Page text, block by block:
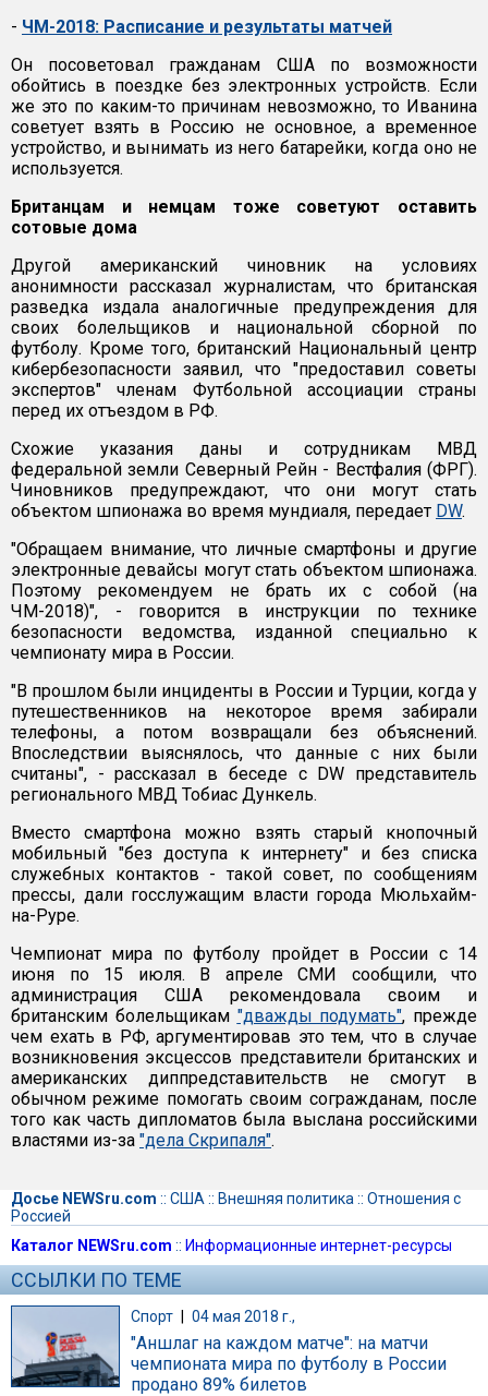
- ЧМ-2018: Расписание и результаты матчей
Он посоветовал гражданам США по возможности
обойтись в поездке без электронных устройств. Если
же это по каким-то причинам невозможно, то Иванина
советует взять в Россию не основное, а временное
устройство, и вынимать из него батарейки, когда оно не
используется.
Британцам и немцам тоже советуют оставить
сотовые дома
Другой американский чиновник на условиях
анонимности рассказал журналистам, что британская
разведка издала аналогичные предупреждения для
своих болельщиков и национальной сборной по
футболу. Кроме того, британский Национальный центр
кибербезопасности заявил, что "предоставил советы
экспертов" членам Футбольной ассоциации страны
перед их отъездом в РФ.
Схожие указания даны и сотрудникам МВД
федеральной земли Северный Рейн - Вестфалия (ФРГ).
Чиновников предупреждают, что они могут стать
объектом шпионажа во время мундиаля, передает DW.
"Обращаем внимание, что личные смартфоны и другие
электронные девайсы могут стать объектом шпионажа.
Поэтому рекомендуем не брать их с собой (на
ЧМ-2018)", - говорится в инструкции по технике
безопасности ведомства, изданной специально к
чемпионату мира в России.
"В прошлом были инциденты в России и Турции, когда у
путешественников на некоторое время забирали
телефоны, а потом возвращали без объяснений.
Впоследствии выяснялось, что данные с них были
считаны", - рассказал в беседе с DW представитель
регионального МВД Тобиас Дункель.
Вместо смартфона можно взять старый кнопочный
мобильный "без доступа к интернету" и без списка
служебных контактов - такой совет, по сообщениям
прессы, дали госслужащим власти города Мюльхайм-
на-Руре.
Чемпионат мира по футболу пройдет в России с 14
июня по 15 июля. В апреле СМИ сообщили, что
администрация США рекомендовала своим и
британским болельщикам "дважды подумать", прежде
чем ехать в РФ, аргументировав это тем, что в случае
возникновения эксцессов представители британских и
американских диппредставительств не смогут в
обычном режиме помогать своим согражданам, после
того как часть дипломатов была выслана российскими
властями из-за "дела Скрипаля".
Досье NEWSru.com :: США :: Внешняя политика :: Отношения с
Россией
Каталог NEWSru.com :: Информационные интернет-ресурсы
ССЫЛКИ ПО ТЕМЕ
Спорт | 04 мая 2018 г.,
"Аншлаг на каждом матче": на матчи
чемпионата мира по футболу в России
продано 89% билетов